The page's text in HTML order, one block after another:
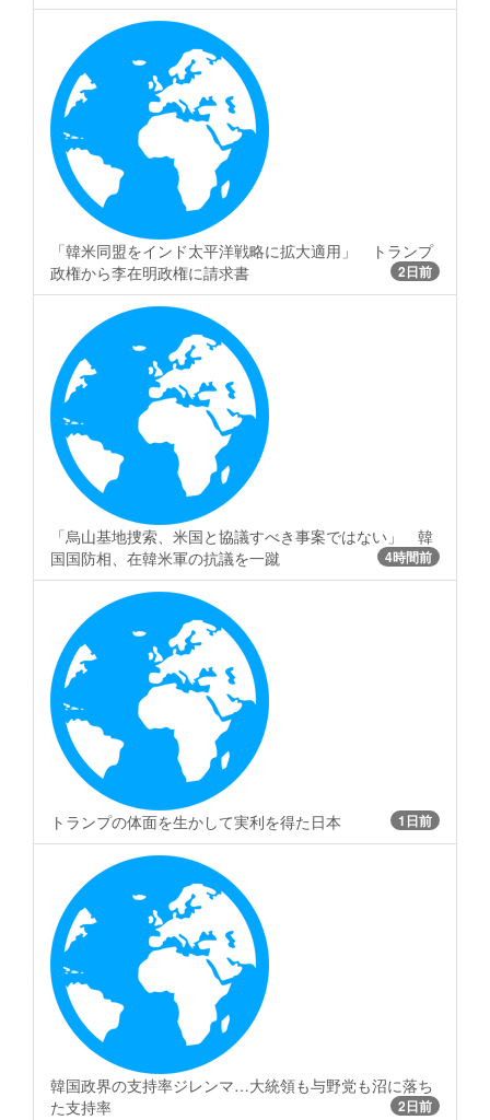
「韓米同盟をインド太平洋戦略に拡大適用」 トランプ
政権から李在明政権に請求書
2日前
「烏山基地捜索、米国と協議すべき事案ではない」 韓
国国防相、在韓米軍の抗議を一蹴
4時間前
トランプの体面を生かして実利を得た日本 1日前
韓国政界の支持率ジレンマ…大統領も与野党も沼に落ち
た支持率
2日前